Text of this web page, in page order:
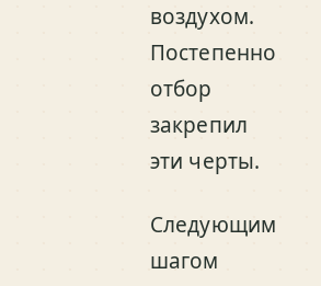
воздухом.
Постепенно
отбор
закрепил
эти черты.
Следующим
шагом